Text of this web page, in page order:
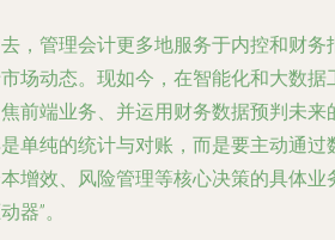
，管理会计更多地服务于内控和财
场动态。现如今，在智能化和大数
前端业务、并运用财务数据预判未
单纯的统计与对账，而是要主动通
增效、风险管理等核心决策的具体业
器”。